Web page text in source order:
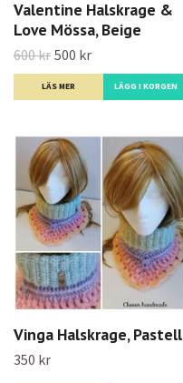
Valentine Halskrage &
Love Mössa, Beige
600 kr 500 kr
LÄS MER
Vinga Halskrage, Pastell
350 kr